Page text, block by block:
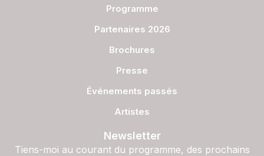
Programme
Partenaires 2026
Brochures
Presse
Événements passés
Artistes
Newsletter
Tiens-moi au courant du programme, des prochains